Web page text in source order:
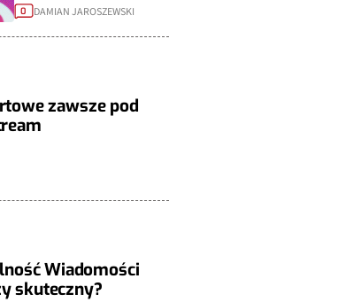
0 DAMIAN JAROSZEWSKI
zawsze pod
Wiadomości
skuteczny?